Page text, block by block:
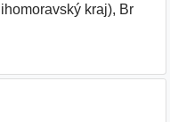
kraj), Br|